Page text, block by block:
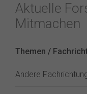
Aktuelle
Mitmachen
Themen /
Andere